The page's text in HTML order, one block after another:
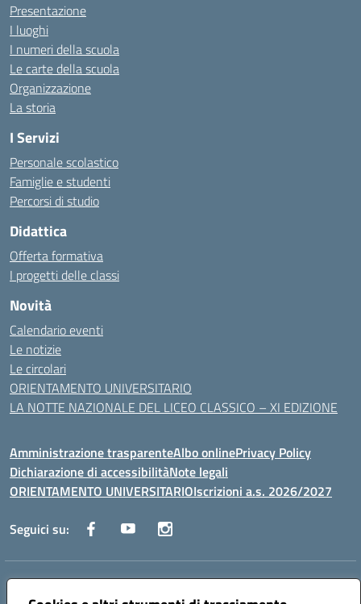
Presentazione
I luoghi
I numeri della scuola
Le carte della scuola
Organizzazione
La storia
I Servizi
Personale scolastico
Famiglie e studenti
Percorsi di studio
Didattica
Offerta formativa
I progetti delle classi
Novità
Calendario eventi
Le notizie
Le circolari
ORIENTAMENTO UNIVERSITARIO
LA NOTTE NAZIONALE DEL LICEO CLASSICO – XI EDIZIONE
Amministrazione trasparenteAlbo onlinePrivacy Policy
Dichiarazione di accessibilitàNote legali
ORIENTAMENTO UNIVERSITARIOIscrizioni a.s. 2026/2027
Seguici su:
Indirizzo: